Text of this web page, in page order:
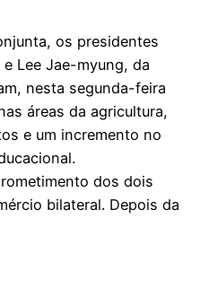
os presidentes
Lee Jae-myung, da
nesta segunda-feira
áreas da agricultura,
e um incremento no
dos dois
bilateral. Depois da